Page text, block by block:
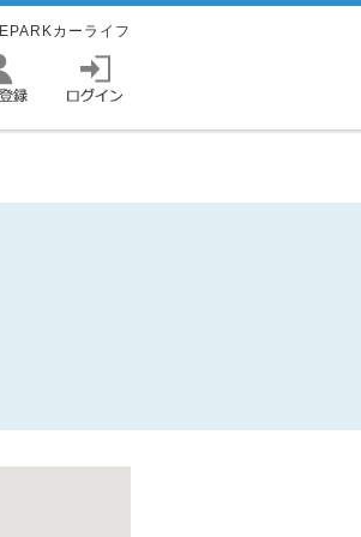
EPARKカーライフ